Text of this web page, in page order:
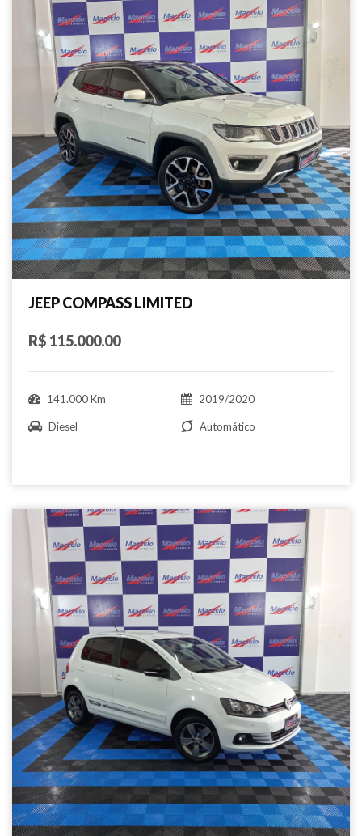
JEEP COMPASS LIMITED
R$ 115.000.00
141.000 Km 2019/2020
Diesel Automático